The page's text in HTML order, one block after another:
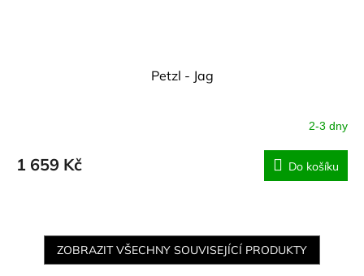
Petzl - Jag
2-3 dny
1 659 Kč Do košíku
ZOBRAZIT VŠECHNY SOUVISEJÍCÍ PRODUKTY